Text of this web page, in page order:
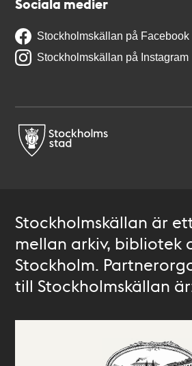
Sociala medier
Stockholmskällan på Facebook
Stockholmskällan på Instagram
Stockholmskällan är
mellan arkiv, bibliotek
Stockholm.
till Stockholmskällan